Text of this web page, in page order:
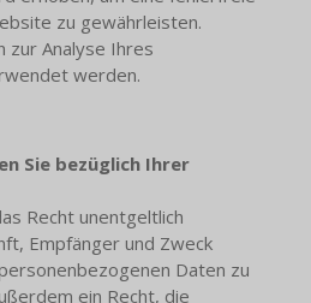
zu gewährleisten.
zur Analyse Ihres
werden.
Sie bezüglich Ihrer
Recht unentgeltlich
Empfänger und Zweck
Daten zu
ein Recht, die